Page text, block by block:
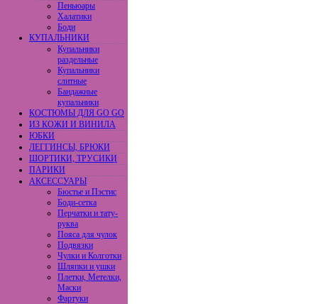
Пеньюары
Халатики
Боди
КУПАЛЬНИКИ
Купальники
раздельные
Купальники
слитные
Бандажные
купальники
КОСТЮМЫ ДЛЯ GO GO
ИЗ КОЖИ И ВИНИЛА
ЮБКИ
ЛЕГГИНСЫ, БРЮКИ
ШОРТИКИ, ТРУСИКИ
ПАРИКИ
АКСЕССУАРЫ
Бюстье и Пэстис
Боди-сетка
Перчатки и тату-
руква
Пояса для чулок
Подвязки
Чулки и Колготки
Шляпки и ушки
Плетки, Метелки,
Маски
Фартуки